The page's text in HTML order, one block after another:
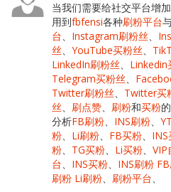
当我们需要给社交平台增
用到fbfensi各种刷粉平台
台、 Instagram刷粉丝、
丝、 YouTube买粉丝、
LinkedIn刷粉丝、 Linkedin
Telegram买粉丝、
Twitter刷粉丝、 Twitter买
丝、 刷点赞、 刷粉和买粉的
分析FB刷粉、 INS刷粉、
粉、 Li刷粉、 FB买粉、
粉、 TG买粉、 Li买粉、 VIP
台、 INS买粉、 INS刷粉
刷粉 Li刷粉、 刷粉平台、